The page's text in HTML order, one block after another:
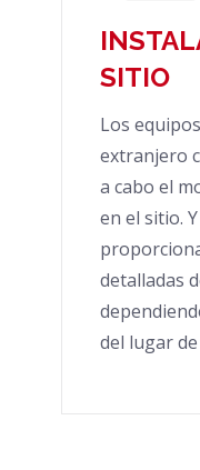
SITIO
Los
extranjero
a cabo el
en el sitio.
detalladas
del lugar